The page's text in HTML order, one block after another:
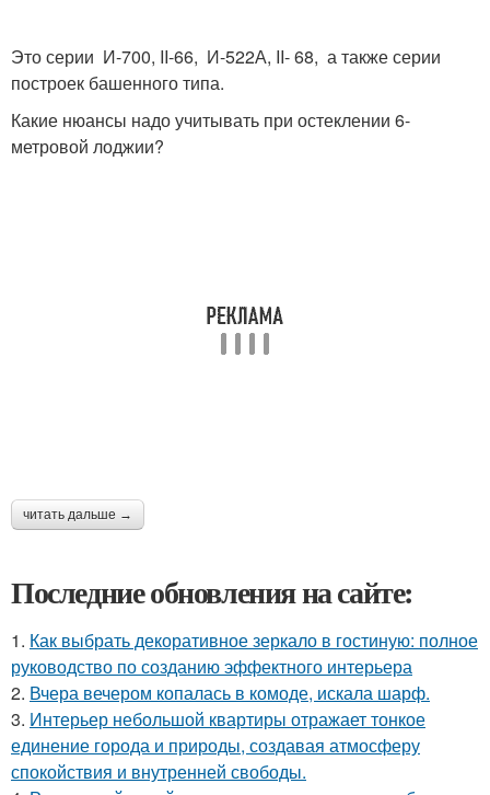
Это серии И-700, II-66, И-522А, II- 68, а также серии
построек башенного типа.
Какие нюансы надо учитывать при остеклении 6-
метровой лоджии?
читать дальше →
Последние обновления на сайте:
1. Как выбрать декоративное зеркало в гостиную: полное
руководство по созданию эффектного интерьера
2. Вчера вечером копалась в комоде, искала шарф.
3. Интерьер небольшой квартиры отражает тонкое
единение города и природы, создавая атмосферу
спокойствия и внутренней свободы.